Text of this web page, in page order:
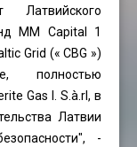
Латвийского
MM Capital 1
Grid (« CBG »)
полностью
Gas I. S.à.rl, в
Латвии
-